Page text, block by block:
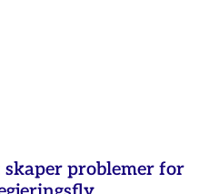
problemer for